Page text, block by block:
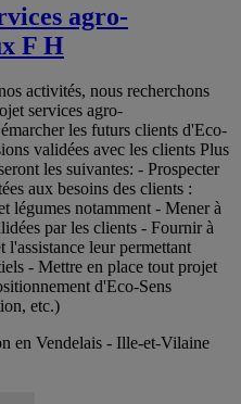
agro-
F H
activités, nous recherchons
services agro-
les futurs clients d'Eco-
validées avec les clients Plus
les suivantes: - Prospecter
aux besoins des clients :
légumes notamment - Mener à
par les clients - Fournir à
l'assistance leur permettant
- Mettre en place tout projet
d'Eco-Sens
etc.)
en Vendelais - Ille-et-Vilaine